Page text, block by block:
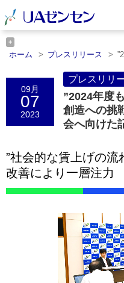
ホーム プレスリリース
09月
07
2023
プレスリリ
”2024年度
創造への挑
会へ向けた
”社会的な賃上げの流
改善により一層注力